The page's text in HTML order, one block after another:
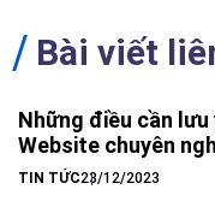
Bài viết
Những điều cần lưu
Website chuyên
TIN TỨC23/12/2023